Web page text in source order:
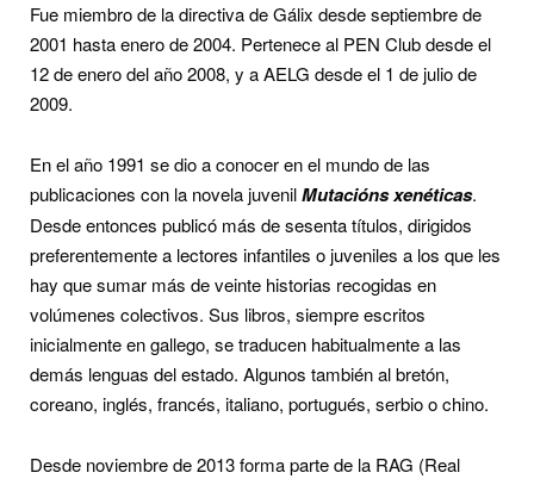
Fue miembro de la directiva de Gálix desde septiembre de
2001 hasta enero de 2004. Pertenece al PEN Club desde el
12 de enero del año 2008, y a AELG desde el 1 de julio de
2009.
En el año 1991 se dio a conocer en el mundo de las
publicaciones con la novela juvenilMutacións xenéticas.
Desde entonces publicó más de sesenta títulos, dirigidos
preferentemente a lectores infantiles o juveniles a los que les
hay que sumar más de veinte historias recogidas en
volúmenes colectivos. Sus libros, siempre escritos
inicialmente en gallego, se traducen habitualmente a las
demás lenguas del estado. Algunos también al bretón,
coreano, inglés, francés, italiano, portugués, serbio o chino.
Desde noviembre de 2013 forma parte de la RAG (Real